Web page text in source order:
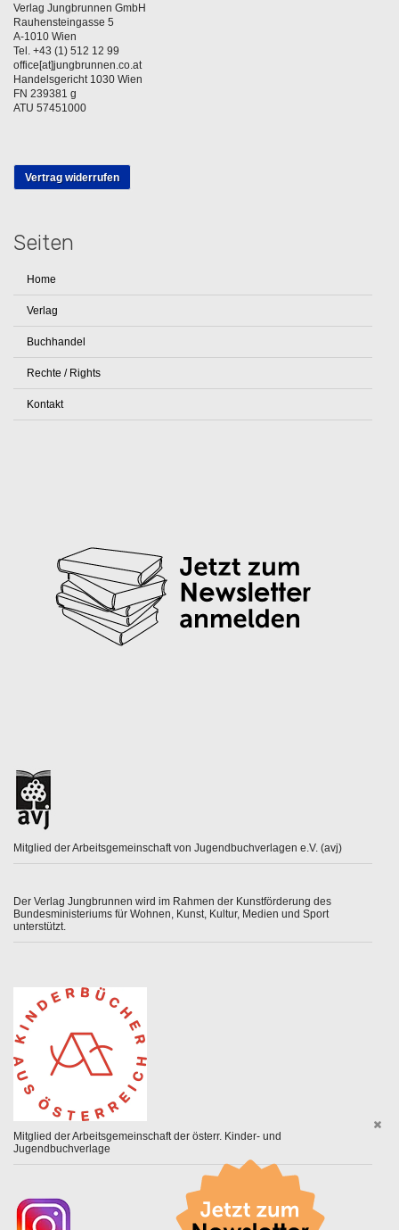
Verlag Jungbrunnen GmbH
Rauhensteingasse 5
A-1010 Wien
Tel. +43 (1) 512 12 99
office[at]jungbrunnen.co.at
Handelsgericht 1030 Wien
FN 239381 g
ATU 57451000
Vertrag widerrufen
Seiten
Home
Verlag
Buchhandel
Rechte / Rights
Kontakt
Mitglied der Arbeitsgemeinschaft von Jugendbuchverlagen e.V. (avj)
Der Verlag Jungbrunnen wird im Rahmen der Kunstförderung des
Bundesministeriums für Wohnen, Kunst, Kultur, Medien und Sport
unterstützt.
Mitglied der Arbeitsgemeinschaft der österr. Kinder- und
Jugendbuchverlage